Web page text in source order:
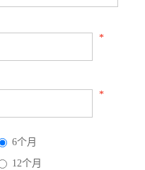
*
*
6个月
12个月